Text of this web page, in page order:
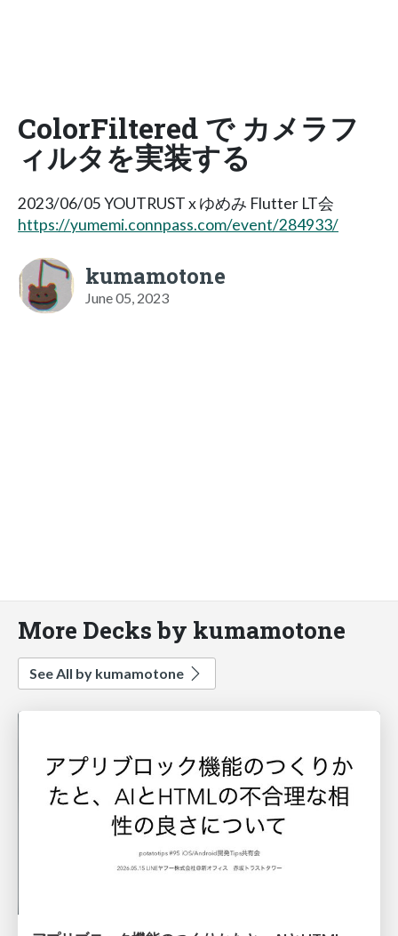
ColorFiltered で カメラフ
ィルタを実装する
2023/06/05 YOUTRUST x ゆめみ Flutter LT会
https://yumemi.connpass.com/event/284933/
kumamotone
June 05, 2023
More Decks by kumamotone
See All by kumamotone